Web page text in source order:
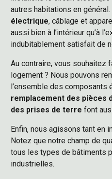
autres habitations en général.
électrique, câblage et
aussi bien à l’intérieur qu’à
indubitablement satisfait de
Au contraire, vous souhaitez
logement ? Nous pouvons
l’ensemble des composants
remplacement des pièces
des prises de terre font
Enfin, nous agissons tant en
Notez que notre champ de
tous les types de bâtiments
industrielles.